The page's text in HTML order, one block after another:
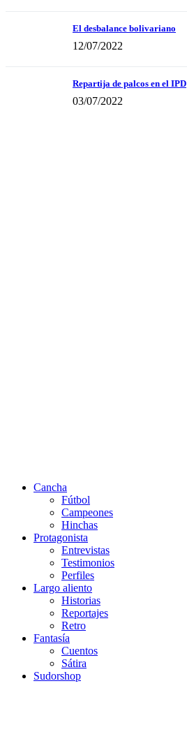
El desbalance bolivariano
12/07/2022
Repartija de palcos en el IPD
03/07/2022
Cancha
Fútbol
Campeones
Hinchas
Protagonista
Entrevistas
Testimonios
Perfiles
Largo aliento
Historias
Reportajes
Retro
Fantasía
Cuentos
Sátira
Sudorshop